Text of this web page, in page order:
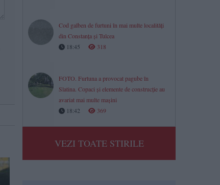
Cod galben de furtuni în mai multe localități
din Constanța și Tulcea
18:45
318
FOTO. Furtuna a provocat pagube în
Slatina. Copaci și elemente de construcție au
avariat mai multe mașini
18:42
369
VEZI TOATE STIRILE